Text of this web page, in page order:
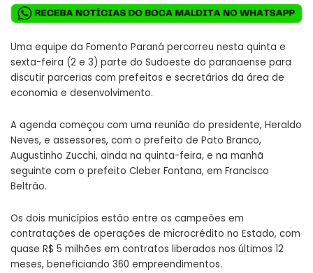
Uma equipe da Fomento Paraná percorreu nesta quinta e
sexta-feira (2 e 3) parte do Sudoeste do paranaense para
discutir parcerias com prefeitos e secretários da área de
economia e desenvolvimento.
A agenda começou com uma reunião do presidente, Heraldo
Neves, e assessores, com o prefeito de Pato Branco,
Augustinho Zucchi, ainda na quinta-feira, e na manhã
seguinte com o prefeito Cleber Fontana, em Francisco
Beltrão.
Os dois municípios estão entre os campeões em
contratações de operações de microcrédito no Estado, com
quase R$ 5 milhões em contratos liberados nos últimos 12
meses, beneficiando 360 empreendimentos.